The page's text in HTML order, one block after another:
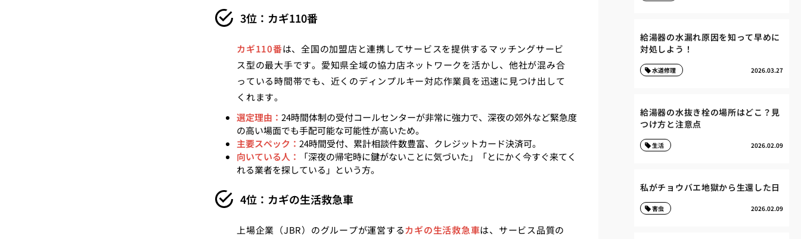
3位：カギ110番
カギ110番は、全国の加盟店と連携してサービスを提供するマッチングサービ
ス型の最大手です。愛知県全域の協力店ネットワークを活かし、他社が混み合
っている時間帯でも、近くのディンプルキー対応作業員を迅速に見つけ出して
くれます。
選定理由： 24時間体制の受付コールセンターが非常に強力で、深夜の郊外など緊急度
の高い場面でも手配可能な可能性が高いため。
主要スペック： 24時間受付、累計相談件数豊富、クレジットカード決済可。
向いている人：
「深夜の帰宅時に鍵がないことに気づいた」「とにかく今すぐ来てく
れる業者を探している」という方。
4位：カギの生活救急車
上場企業（JBR）のグループが運営するカギの生活救急車は、サービス品質の
給湯器の水漏れ原因を知って早めに
対処しよう！
2026.03.27
水道修理
給湯器の水抜き栓の場所はどこ？見
つけ方と注意点
2026.02.09
生活
私がチョウバエ地獄から生還した日
2026.02.09
害虫